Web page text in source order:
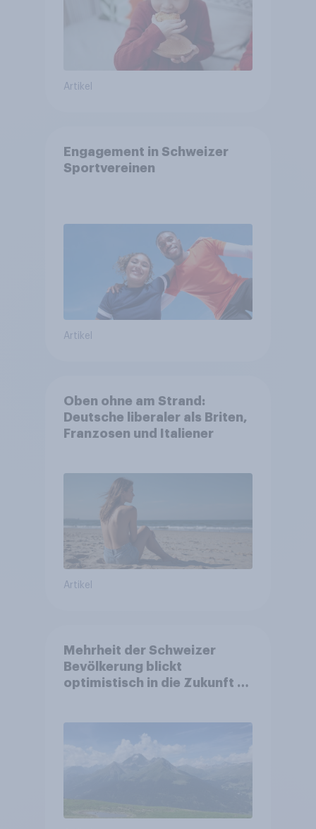
Artikel
Engagement in Schweizer
Sportvereinen
Artikel
Oben ohne am Strand:
Deutsche liberaler als Briten,
Franzosen und Italiener
Artikel
Mehrheit der Schweizer
Bevölkerung blickt
optimistisch in die Zukunft –
Altersvorsorge